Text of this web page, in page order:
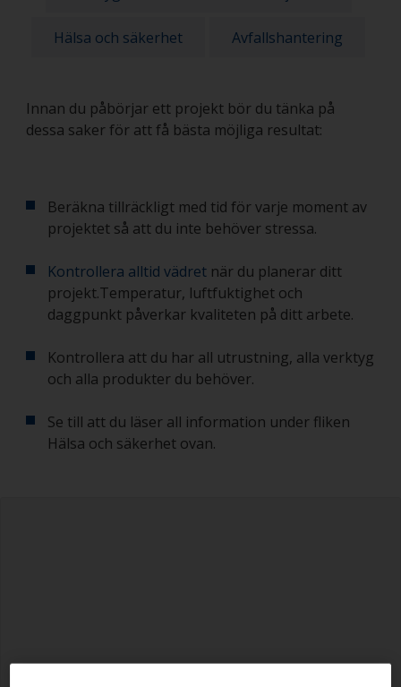
Hälsa och säkerhet Avfallshantering
Innan du påbörjar ett projekt bör du tänka på
dessa saker för att få bästa möjliga resultat:
Beräkna tillräckligt med tid för varje moment av
projektet så att du inte behöver stressa.
Kontrollera alltid vädret när du planerar ditt
projekt.Temperatur, luftfuktighet och
daggpunkt påverkar kvaliteten på ditt arbete.
Kontrollera att du har all utrustning, alla verktyg
och alla produkter du behöver.
Se till att du läser all information under fliken
Hälsa och säkerhet ovan.